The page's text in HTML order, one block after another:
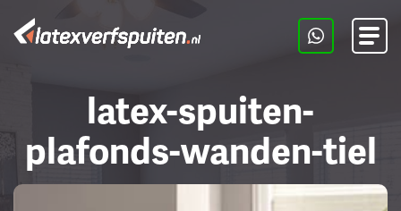
Menu
latex-spuiten-
plafonds-wanden-tiel